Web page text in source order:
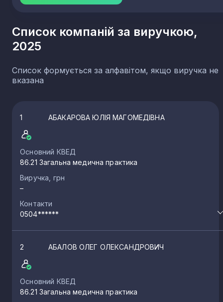
Список компаній за виручкою,
2025
Список формується за алфавітом, якщо виручка не
вказана
1 АБАКАРОВА ЮЛІЯ МАГОМЕДІВНА
Основний КВЕД
86.21 Загальна медична практика
Виручка, грн
–
Контакти
0504******
2 АБАЛОВ ОЛЕГ ОЛЕКСАНДРОВИЧ
Основний КВЕД
86.21 Загальна медична практика